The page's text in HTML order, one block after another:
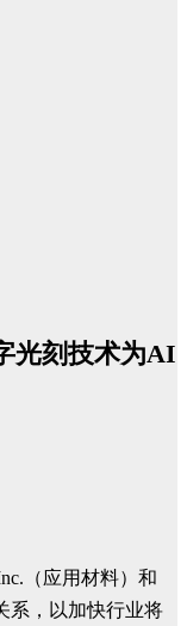
光刻技术为AI
（应用材料）和
系，以加快行业将